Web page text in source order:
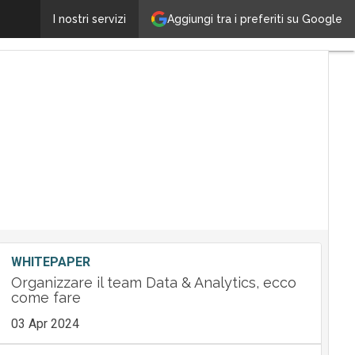
Aggiungi tra i preferiti su Google
I nostri servizi
QNAP presenta nuove soluzioni storage ad alta
WHITEPAPER
Organizzare il team Data & Analytics, ecco
come fare
03 Apr 2024